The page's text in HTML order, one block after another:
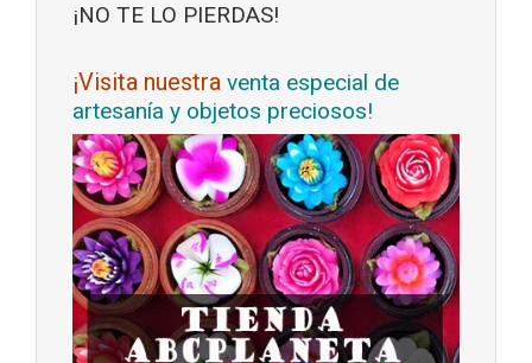
¡NO TE LO PIERDAS!
¡Visita nuestra venta especial de
artesanía y objetos preciosos!